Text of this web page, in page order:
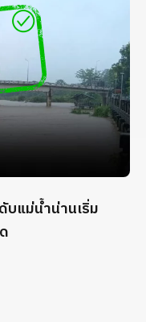
บแม่น้ำน่านเริ่ม